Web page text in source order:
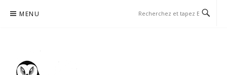
MENU